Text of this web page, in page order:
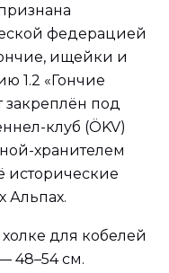
федерацией
ищейки и
1.2 «Гончие
закреплён под
клуб (ÖKV)
хранителем
исторические
Альпах.
холке для кобелей
48–54 см.